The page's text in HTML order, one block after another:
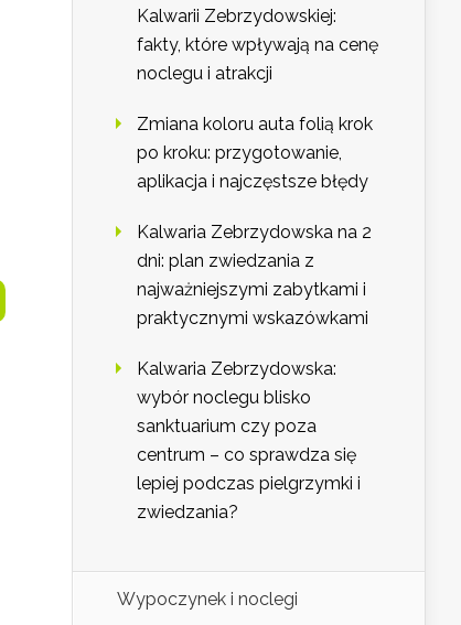
Kalwarii Zebrzydowskiej:
fakty, które wpływają na cenę
noclegu i atrakcji
Zmiana koloru auta folią krok
po kroku: przygotowanie,
aplikacja i najczęstsze błędy
Kalwaria Zebrzydowska na 2
dni: plan zwiedzania z
najważniejszymi zabytkami i
praktycznymi wskazówkami
Kalwaria Zebrzydowska:
wybór noclegu blisko
sanktuarium czy poza
centrum – co sprawdza się
lepiej podczas pielgrzymki i
zwiedzania?
Wypoczynek i noclegi